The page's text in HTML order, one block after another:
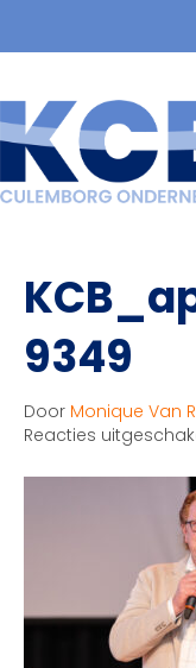
9349
Door Monique Van
Reacties